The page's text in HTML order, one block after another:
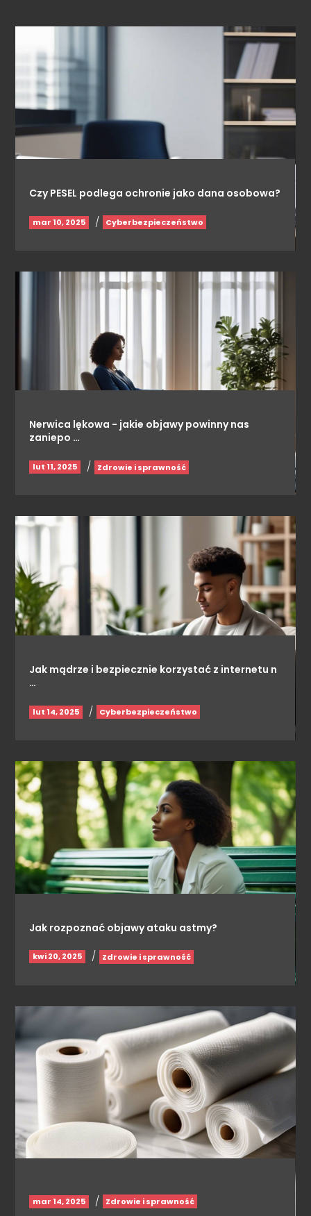
Czy PESEL podlega ochronie jako dana osobowa?
mar 10, 2025 / Cyberbezpieczeństwo
Nerwica lękowa - jakie objawy powinny nas
zaniepo …
lut 11, 2025 / Zdrowie i sprawność
Jak mądrze i bezpiecznie korzystać z internetu n
…
lut 14, 2025 / Cyberbezpieczeństwo
Jak rozpoznać objawy ataku astmy?
kwi 20, 2025 / Zdrowie i sprawność
mar 14, 2025 / Zdrowie i sprawność